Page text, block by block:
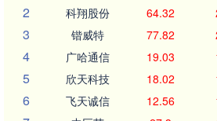
2 科翔股份 64.32
3 锴威特 77.82
4 广哈通信 19.03
5 欣天科技 18.02
6 飞天诚信 12.56